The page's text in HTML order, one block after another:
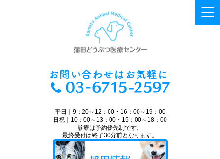
平日｜9：20～12：00・16：00～19：00
日祝｜10：00～13：00・15：00～18：00
診療は予約優先制です。
最終受付は終了30分前となります。